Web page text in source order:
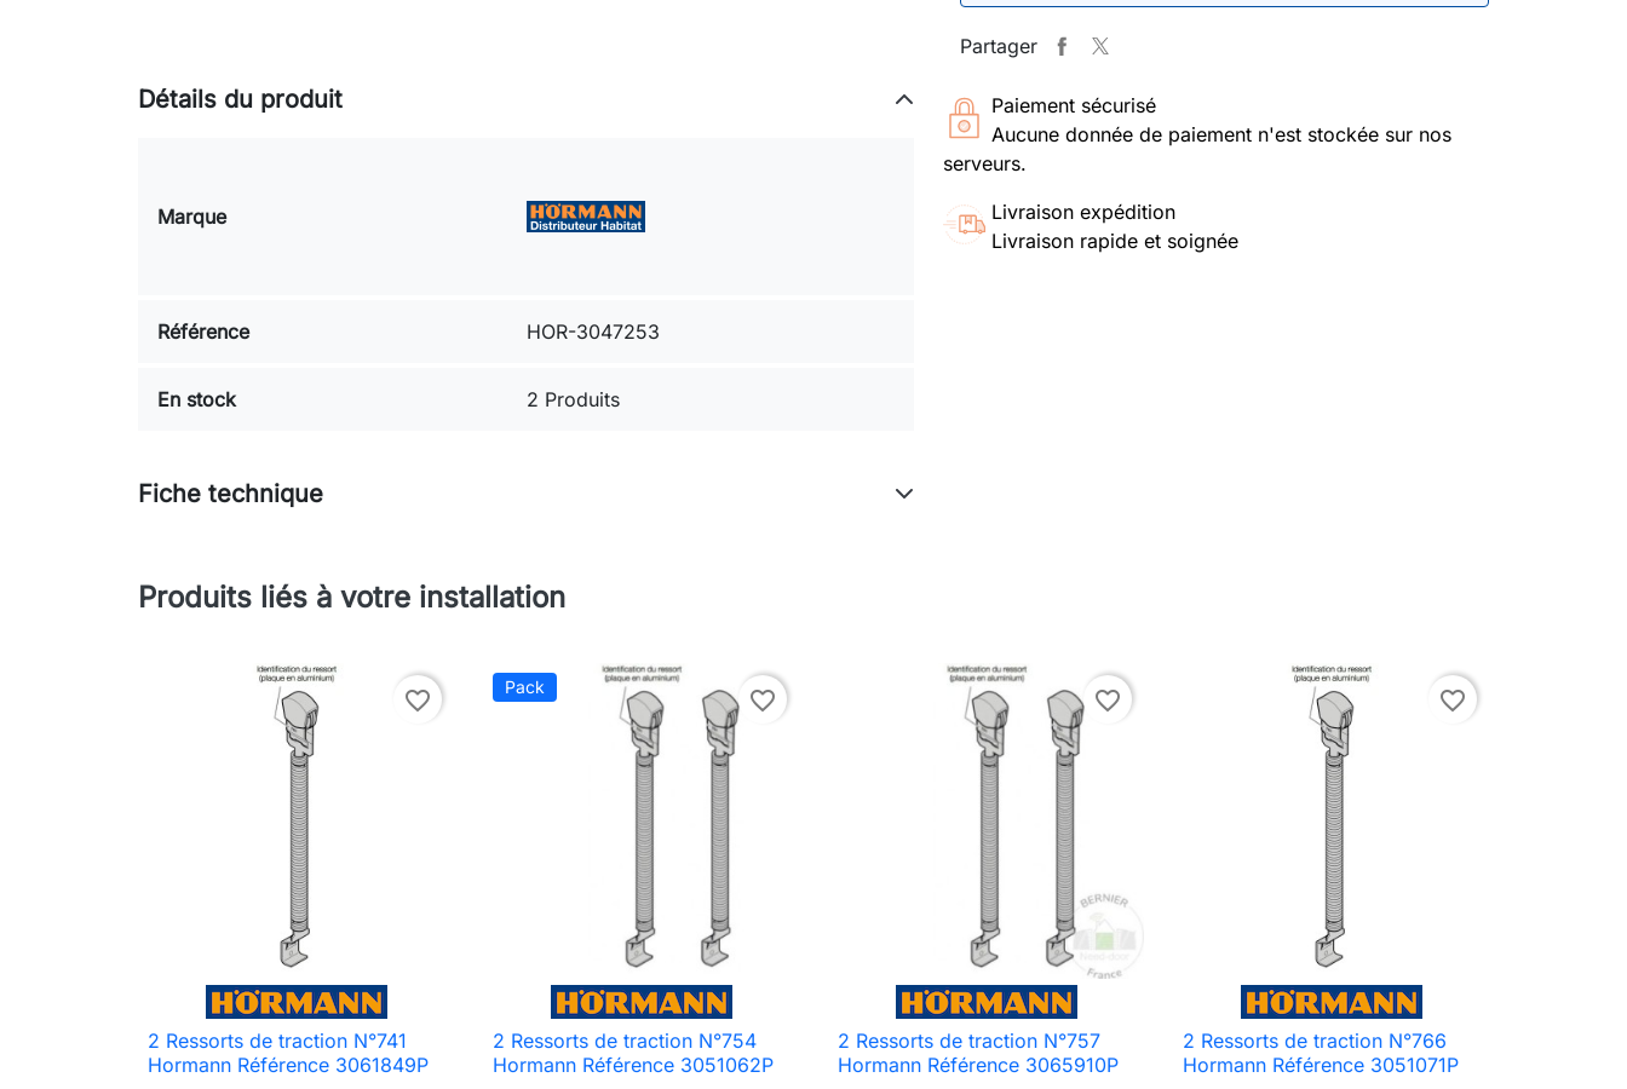
Partager
Paiement sécurisé
Aucune donnée de paiement n'est stockée sur nos
serveurs.
Livraison expédition
Livraison rapide et soignée
Détails du produit
Marque
Référence HOR-3047253
En stock 2 Produits
Fiche technique
Produits liés à votre installation
favorite_border
 Aperçu rapide
2 Ressorts de traction N°741
Hormann Référence 3061849P
Pack favorite_border
 Aperçu rapide
2 Ressorts de traction N°754
Hormann Référence 3051062P
favorite_border
 Aperçu rapide
2 Ressorts de traction N°757
Hormann Référence 3065910P
favorite_border
 Aperçu rapide
2 Ressorts de traction N°766
Hormann Référence 3051071P